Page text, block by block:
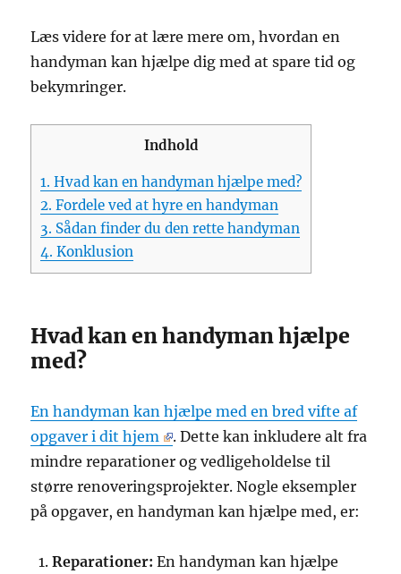
Læs videre for at lære mere om, hvordan en
handyman kan hjælpe dig med at spare tid og
bekymringer.
Indhold
1. Hvad kan en handyman hjælpe med?
2. Fordele ved at hyre en handyman
3. Sådan finder du den rette handyman
4. Konklusion
Hvad kan en handyman hjælpe
med?
En handyman kan hjælpe med en bred vifte af
opgaver i dit hjem
. Dette kan inkludere alt fra
mindre reparationer og vedligeholdelse til
større renoveringsprojekter. Nogle eksempler
på opgaver, en handyman kan hjælpe med, er:
Reparationer: En handyman kan hjælpe